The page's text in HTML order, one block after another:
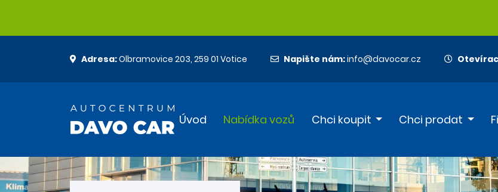
Adresa:Olbramovice 203, 259 01 Votice Napište nám:info@davocar.cz
Úvod Nabídka vozů Chci koupit Chci prodat